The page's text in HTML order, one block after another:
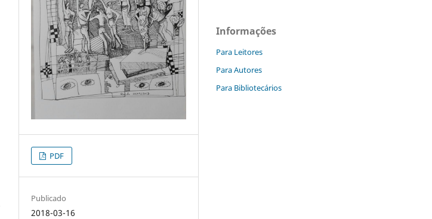
PDF
Publicado
2018-03-16
Informações
Para Leitores
Para Autores
Para Bibliotecários